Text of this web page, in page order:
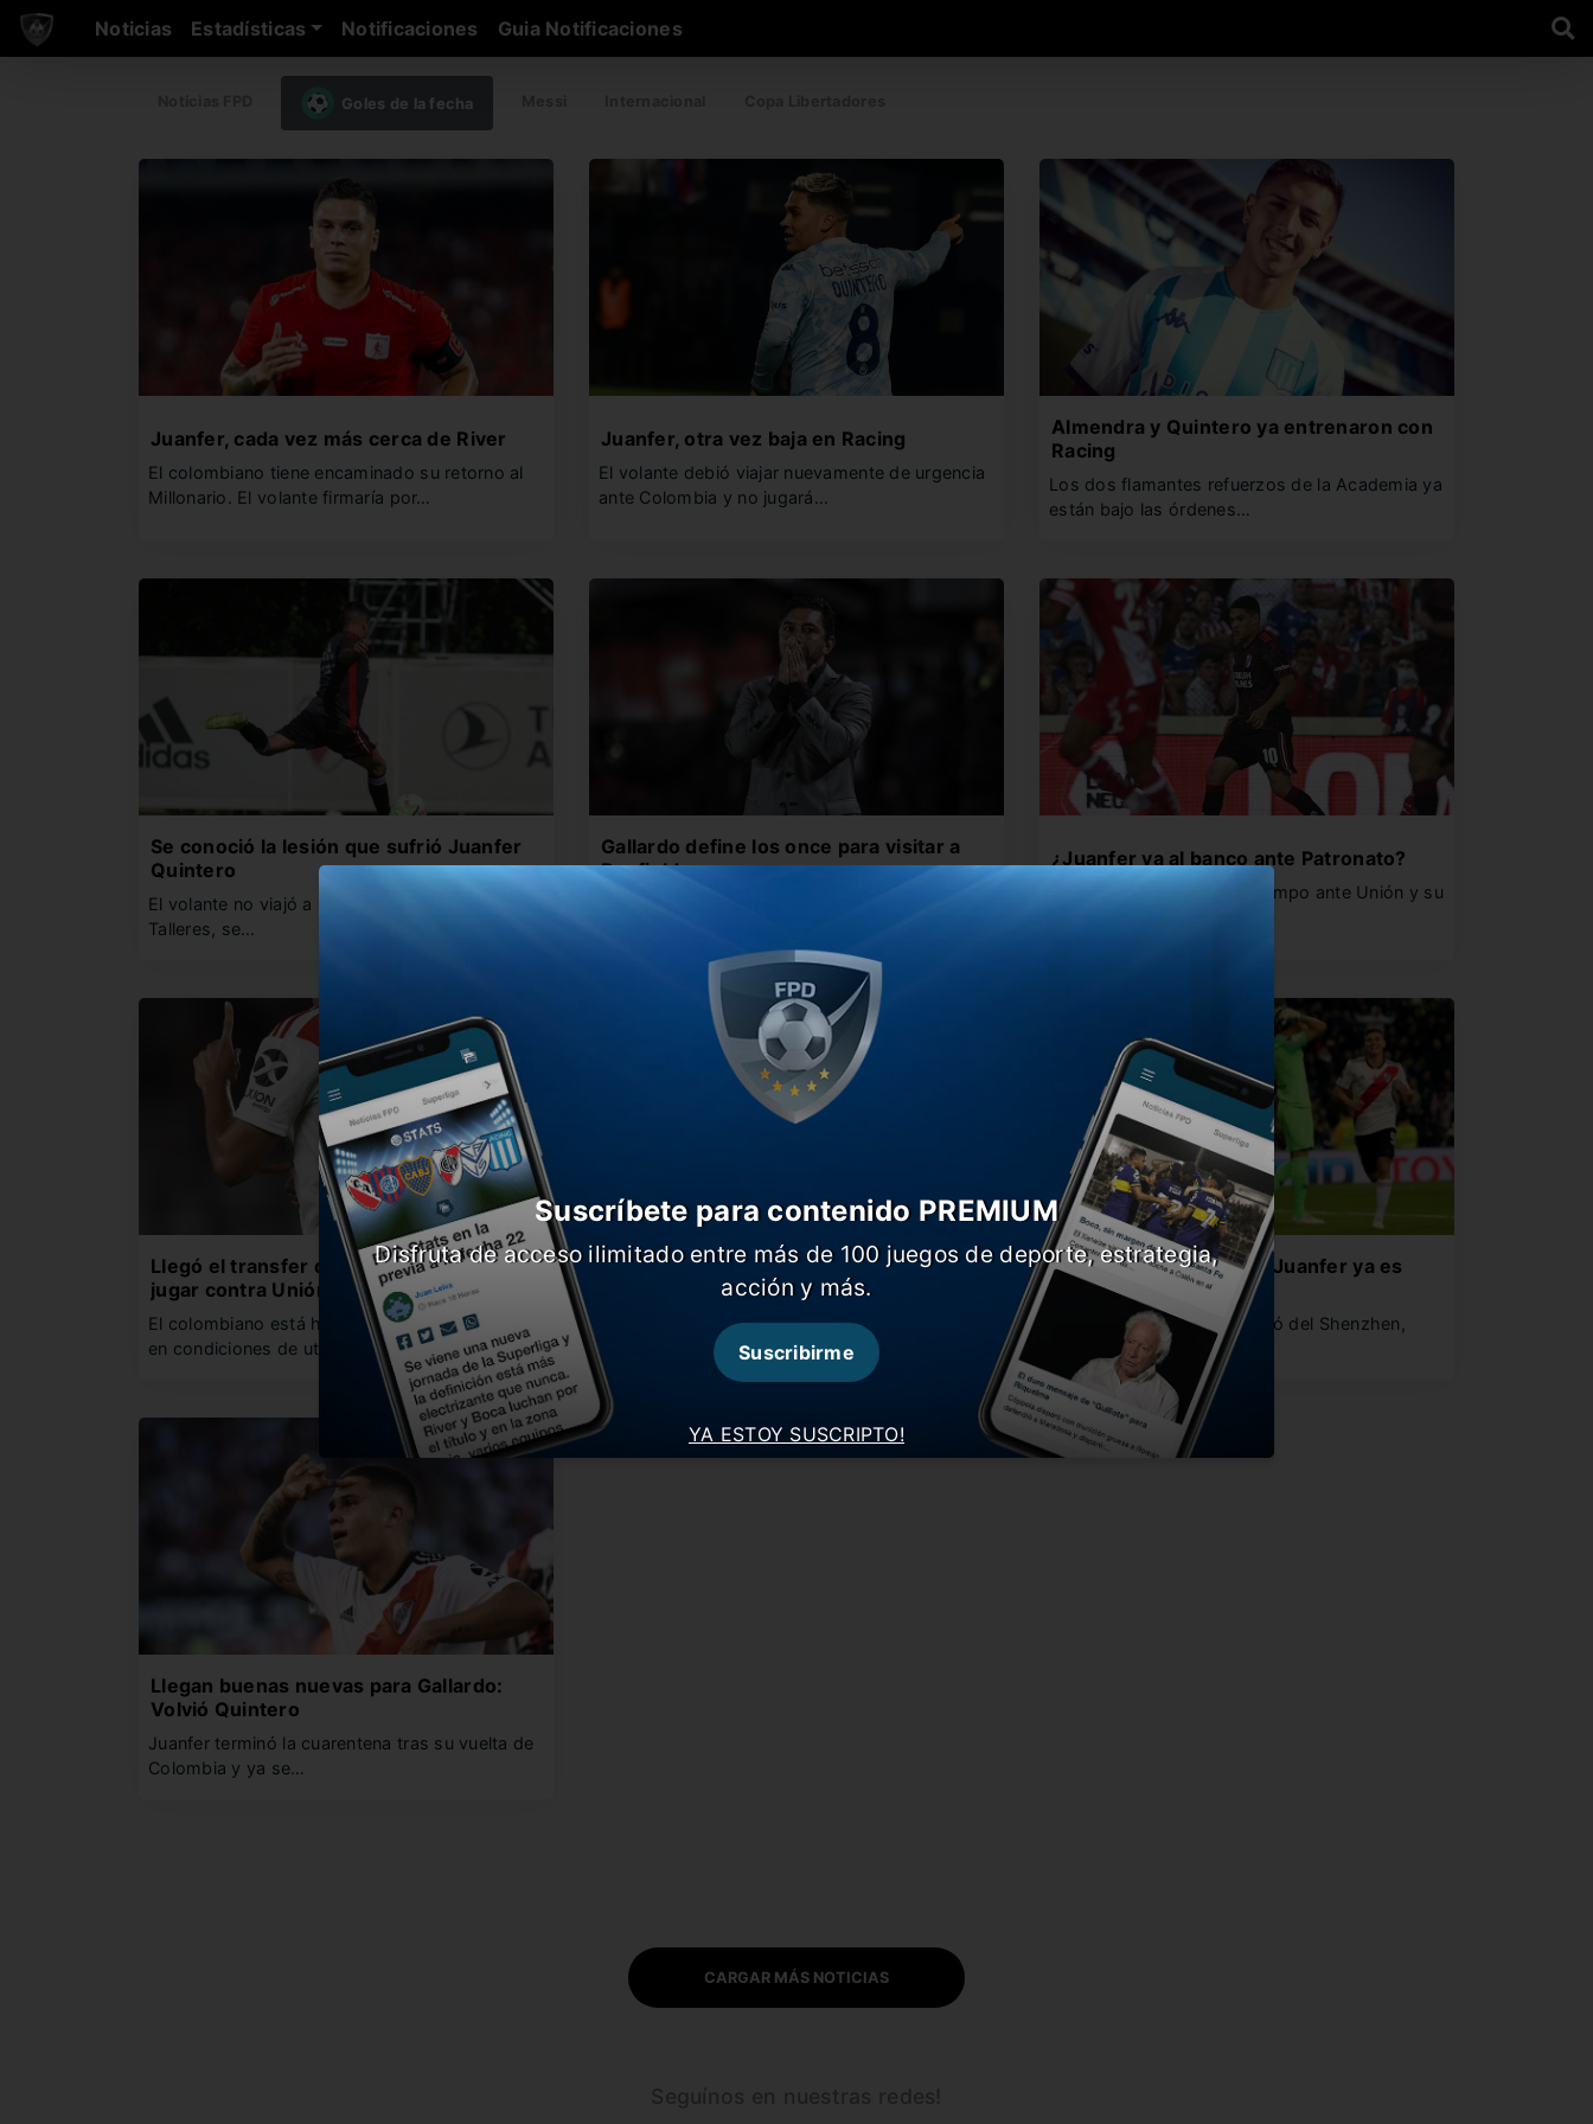
Noticias Estadísticas Notificaciones Guia Notificaciones
Goles de la fecha
Juanfer, cada vez más cerca de River
El colombiano tiene encaminado su retorno al
Millonario. El volante firmaría por…
Juanfer, otra vez baja en Racing
El volante debió viajar nuevamente de urgencia
ante Colombia y no jugará…
Almendra y Quintero ya entrenaron con
Racing
Los dos flamantes refuerzos de la Academia ya
están bajo las órdenes…
Se conoció la lesión que sufrió Juanfer
Quintero
El volante no viajó a Córdoba para el duelo ante
Talleres, se…
Gallardo define los once para visitar a
Banfield
¿Juanfer va al banco ante Patronato?
Quintero salió en el entretiempo ante Unión y su
Llegó el transfer de Quintero y podrá
jugar contra Unión
El colombiano está habilitado y Gallardo está
en condiciones de utilizarlo ante…
La lesión de Juanfer: ¿cuántos días
estará afuera?
Quintero sufrió un golpe en el amistoso de la
Selección Colombia ante…
Otra buena para River: Juanfer ya es
jugador libre
El colombiano se desvinculó del Shenzhen,
tiene el pase en su poder…
Llegan buenas nuevas para Gallardo:
Volvió Quintero
Juanfer terminó la cuarentena tras su vuelta de
Colombia y ya se…
CARGAR MÁS NOTICIAS
YA ESTOY SUSCRIPTO!
Suscríbete para contenido PREMIUM
Disfruta de acceso ilimitado entre más de 100 juegos de deporte, estrategia,
acción y más.
Suscribirme